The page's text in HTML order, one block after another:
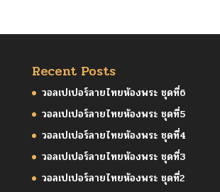
Recent Posts
วอลเปเปอร์ลายไทยห้องพระ ชุดที่6
วอลเปเปอร์ลายไทยห้องพระ ชุดที่5
วอลเปเปอร์ลายไทยห้องพระ ชุดที่4
วอลเปเปอร์ลายไทยห้องพระ ชุดที่3
วอลเปเปอร์ลายไทยห้องพระ ชุดที่2